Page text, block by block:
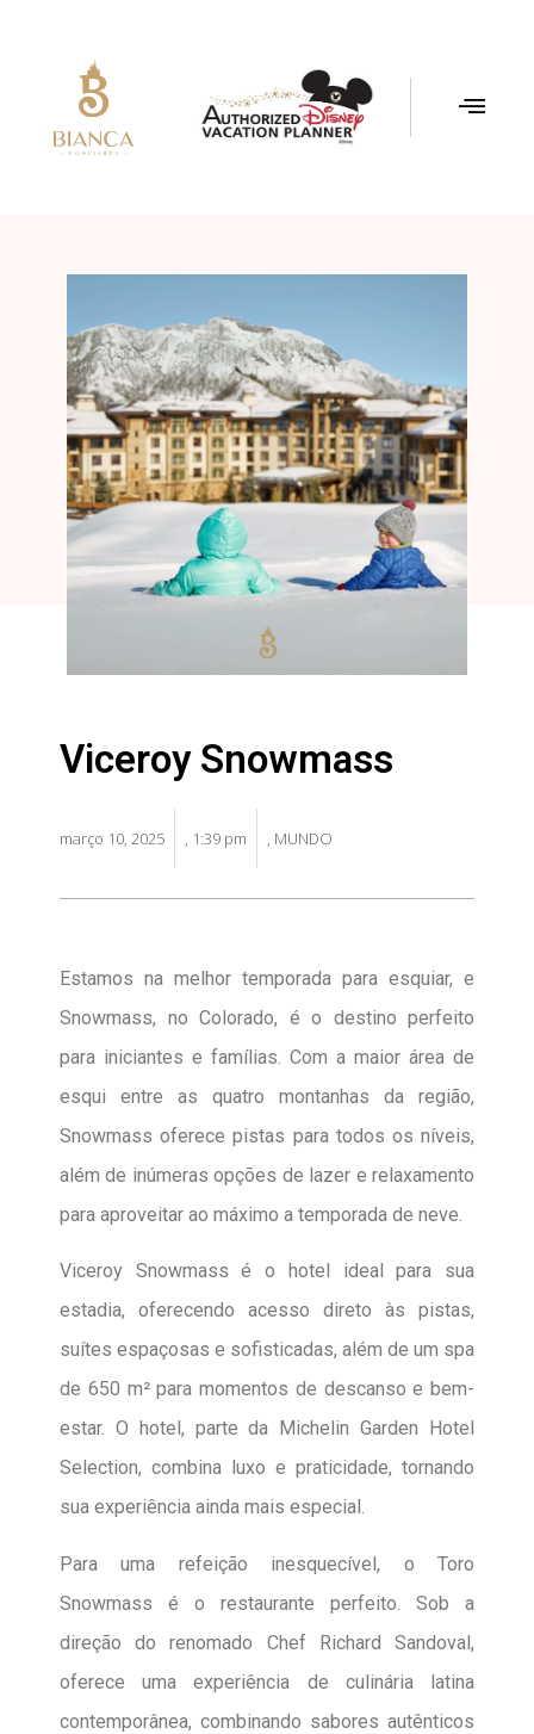
Viceroy Snowmass
março 10, 2025 1:39 pm MUNDO
Estamos na melhor temporada para esquiar, e
Snowmass, no Colorado, é o destino perfeito
para iniciantes e famílias. Com a maior área de
esqui entre as quatro montanhas da região,
Snowmass oferece pistas para todos os níveis,
além de inúmeras opções de lazer e relaxamento
para aproveitar ao máximo a temporada de neve.
Viceroy Snowmass é o hotel ideal para sua
estadia, oferecendo acesso direto às pistas,
suítes espaçosas e sofisticadas, além de um spa
de 650 m² para momentos de descanso e bem-
estar. O hotel, parte da Michelin Garden Hotel
Selection, combina luxo e praticidade, tornando
sua experiência ainda mais especial.
Para uma refeição inesquecível, o Toro
Snowmass é o restaurante perfeito. Sob a
direção do renomado Chef Richard Sandoval,
oferece uma experiência de culinária latina
contemporânea, combinando sabores autênticos